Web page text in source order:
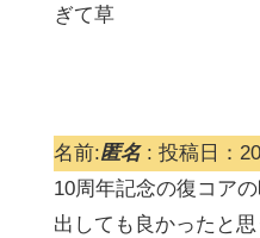
ぎて草
名前:匿名: 投稿日：
10周年記念の復コア
出しても良かったと思